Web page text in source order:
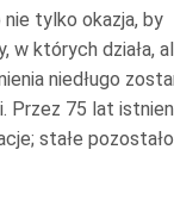
tylko okazja, by
w których działa,
niedługo
Przez 75 lat
stałe pozostało